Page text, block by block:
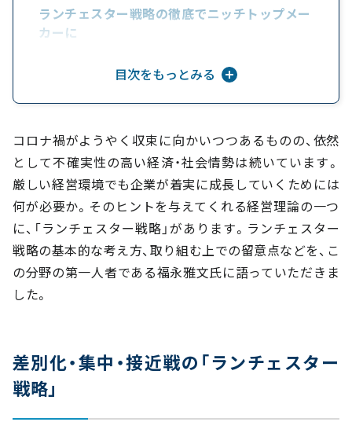
ランチェスター戦略の徹底でニッチトップメー
カーに
代を重ねて老舗になることこそ、ジャパニーズ
目次をもっとみる
コロナ禍がようやく収束に向かいつつあるものの、依然
として不確実性の高い経済・社会情勢は続いています。
厳しい経営環境でも企業が着実に成長していくためには
何が必要か。そのヒントを与えてくれる経営理論の一つ
に、「ランチェスター戦略」があります。ランチェスター
戦略の基本的な考え方、取り組む上での留意点などを、こ
の分野の第一人者である福永雅文氏に語っていただきま
した。
差別化・集中・接近戦の「ランチェスター
戦略」